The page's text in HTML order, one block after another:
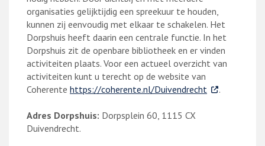
organisaties gelijktijdig een spreekuur te houden,
kunnen zij eenvoudig met elkaar te schakelen. Het
Dorpshuis heeft daarin een centrale functie. In het
Dorpshuis zit de openbare bibliotheek en er vinden
activiteiten plaats. Voor een actueel overzicht van
activiteiten kunt u terecht op de website van
Coherente https://coherente.nl/Duivendrecht . Externe link
.
Adres Dorpshuis: Dorpsplein 60, 1115 CX
Duivendrecht.